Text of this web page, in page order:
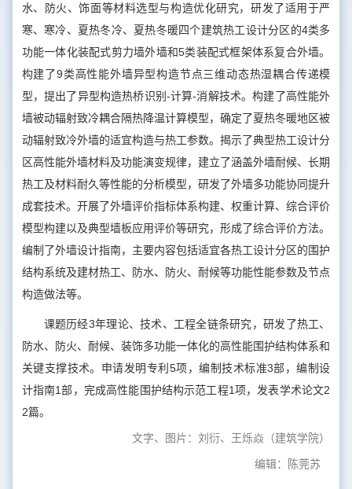
水、防火、饰面等材料选型与构造优化研究，研发了适用于严
寒、寒冷、夏热冬冷、夏热冬暖四个建筑热工设计分区的4类多
功能一体化装配式剪力墙外墙和5类装配式框架体系复合外墙。
构建了9类高性能外墙异型构造节点三维动态热湿耦合传递模
型，提出了异型构造热桥识别-计算-消解技术。构建了高性能外
墙被动辐射致冷耦合隔热降温计算模型，确定了夏热冬暖地区被
动辐射致冷外墙的适宜构造与热工参数。揭示了典型热工设计分
区高性能外墙材料及功能演变规律，建立了涵盖外墙耐候、长期
热工及材料耐久等性能的分析模型，研发了外墙多功能协同提升
成套技术。开展了外墙评价指标体系构建、权重计算、综合评价
模型构建以及典型墙板应用评价等研究，形成了综合评价方法。
编制了外墙设计指南，主要内容包括适宜各热工设计分区的围护
结构系统及建材热工、防水、防火、耐候等功能性能参数及节点
构造做法等。
课题历经3年理论、技术、工程全链条研究，研发了热工、
防水、防火、耐候、装饰多功能一体化的高性能围护结构体系和
关键支撑技术。申请发明专利5项，编制技术标准3部，编制设
计指南1部，完成高性能围护结构示范工程1项，发表学术论文2
2篇。
文字、图片：刘衍、王烁焱（建筑学院）
编辑：陈莞苏